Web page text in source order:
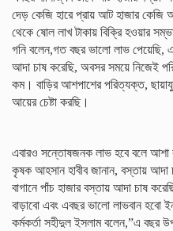
দেড় কেজি হারে প্রায় আট হাজার কেজি
থেকে ষোল লাখ টাকায় বিক্রি হওয়ার
গনি বলেন,গত বছর ভালো লাভ পেয়েছি,
আদা চাষ করেছি, অবসর সময়ে নিজেই
কম। বাড়ির আশপাশের পরিত্যক্ত,
আয়ের চেষ্টা করছি।
এবারও সন্তোষজনক লাভ হবে বলে আশা
কৃষক আহসান হাবীব জানান, বস্তায়
বাগানে পাঁচ হাজার বস্তায় আদা চাষ
বাড়াবো এবং এবছর ভালো লাভবান হবো
কর্মকর্তা সহীদুল ইসলাম বলেন,”এ বছর